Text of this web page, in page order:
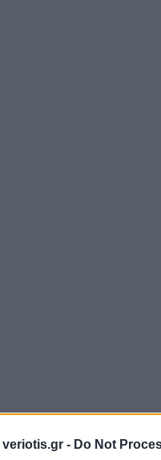
veriotis.gr - Do Not